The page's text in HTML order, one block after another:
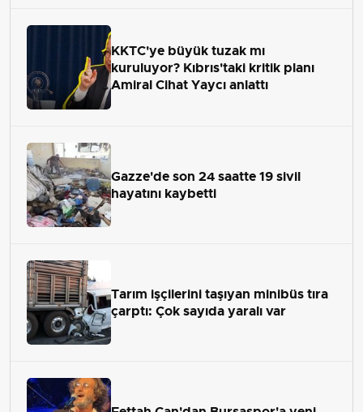
KKTC'ye büyük tuzak mı
kuruluyor? Kıbrıs'taki kritik planı
Amiral Cihat Yaycı anlattı
Gazze'de son 24 saatte 19 sivil
hayatını kaybetti
Tarım işçilerini taşıyan minibüs tıra
çarptı: Çok sayıda yaralı var